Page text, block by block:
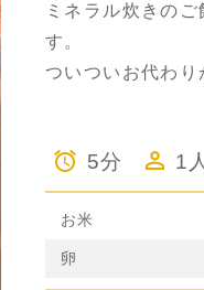
ミネラル炊きの
す。
ついついお代わり
5分 1
お米
卵